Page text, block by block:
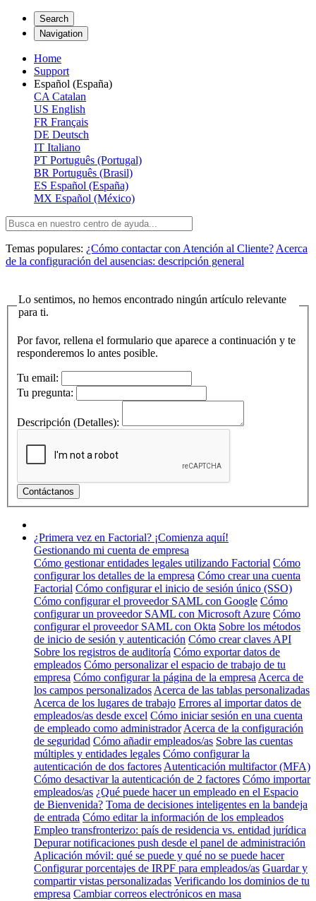
Search
Navigation
Home
Support
Español (España)
CA Catalan
US English
FR Français
DE Deutsch
IT Italiano
PT Português (Portugal)
BR Português (Brasil)
ES Español (España)
MX Español (México)
Temas populares: ¿Cómo contactar con Atención al Cliente? Acerca
de la configuración del ausencias: descripción general
Lo sentimos, no hemos encontrado ningún artículo relevante
para ti.
Por favor, rellena el formulario que aparece a continuación y te
responderemos lo antes posible.
Tu email:
Tu pregunta:
Descripción (Detalles):
¿Primera vez en Factorial? ¡Comienza aquí!
Gestionando mi cuenta de empresa
Cómo gestionar entidades legales utilizando Factorial Cómo
configurar los detalles de la empresa Cómo crear una cuenta
Factorial Cómo configurar el inicio de sesión único (SSO)
Cómo configurar el proveedor SAML con Google Cómo
configurar un proveedor SAML con Microsoft Azure Cómo
configurar el proveedor SAML con Okta Sobre los métodos
de inicio de sesión y autenticación Cómo crear claves API
Sobre los registros de auditoría Cómo exportar datos de
empleados Cómo personalizar el espacio de trabajo de tu
empresa Cómo configurar la página de la empresa Acerca de
los campos personalizados Acerca de las tablas personalizadas
Acerca de los lugares de trabajo Errores al importar datos de
empleados/as desde excel Cómo iniciar sesión en una cuenta
de empleado como administrador Acerca de la configuración
de seguridad Cómo añadir empleados/as Sobre las cuentas
múltiples y entidades legales Cómo configurar la
autenticación de dos factores Autenticación multifactor (MFA)
Cómo desactivar la autenticación de 2 factores Cómo importar
empleados/as ¿Qué puede hacer un empleado en el Espacio
de Bienvenida? Toma de decisiones inteligentes en la bandeja
de entrada Cómo editar la información de los empleados
Empleo transfronterizo: país de residencia vs. entidad jurídica
Depurar notificaciones push desde el panel de administración
Aplicación móvil: qué se puede y qué no se puede hacer
Configurar porcentajes de IRPF para empleados/as Guardar y
compartir vistas personalizadas Verificando los dominios de tu
empresa Cambiar correos electrónicos en masa